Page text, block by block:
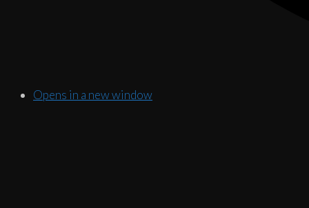
Opens in a new window